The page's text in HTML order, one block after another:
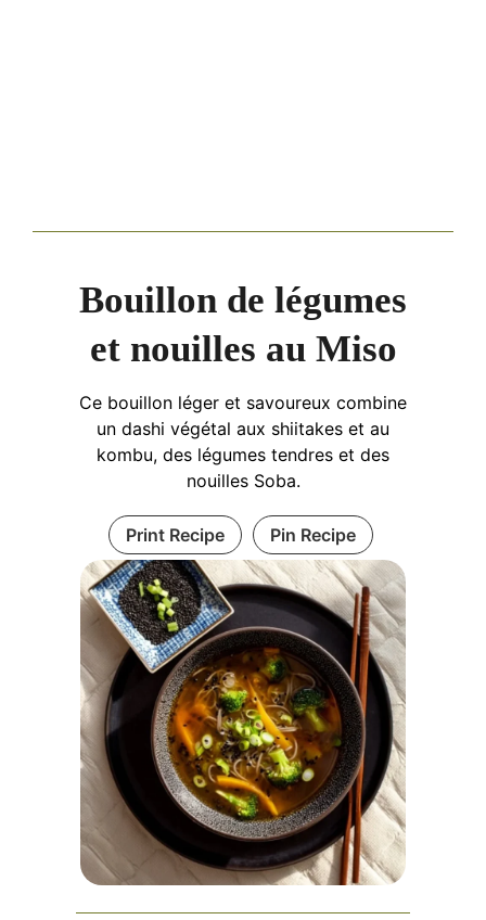
Bouillon de légumes
et nouilles au Miso
Ce bouillon léger et savoureux combine
un dashi végétal aux shiitakes et au
kombu, des légumes tendres et des
nouilles Soba.
Print Recipe Pin Recipe